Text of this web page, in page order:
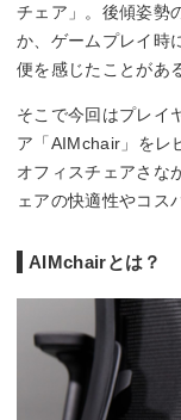
チェア」。後傾姿勢
か、ゲームプレイ時
便を感じたことがあ
そこで今回はプレイ
ア「AIMchair」をレ
オフィスチェアさな
ェアの快適性やコス
AIMchairとは？